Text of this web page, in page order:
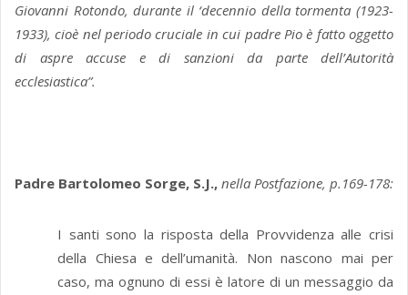
Giovanni Rotondo, durante il ‘decennio della tormenta (1923-
1933), cioè nel periodo cruciale in cui padre Pio è fatto oggetto
di aspre accuse e di sanzioni da parte dell’Autorità
ecclesiastica”.
Padre Bartolomeo Sorge, S.J., nella Postfazione, p.169-178:
I santi sono la risposta della Provvidenza alle crisi
della Chiesa e dell’umanità. Non nascono mai per
caso, ma ognuno di essi è latore di un messaggio da